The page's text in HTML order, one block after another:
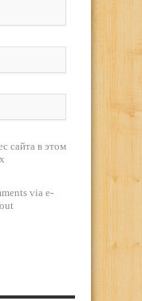
сайта в этом
via e-